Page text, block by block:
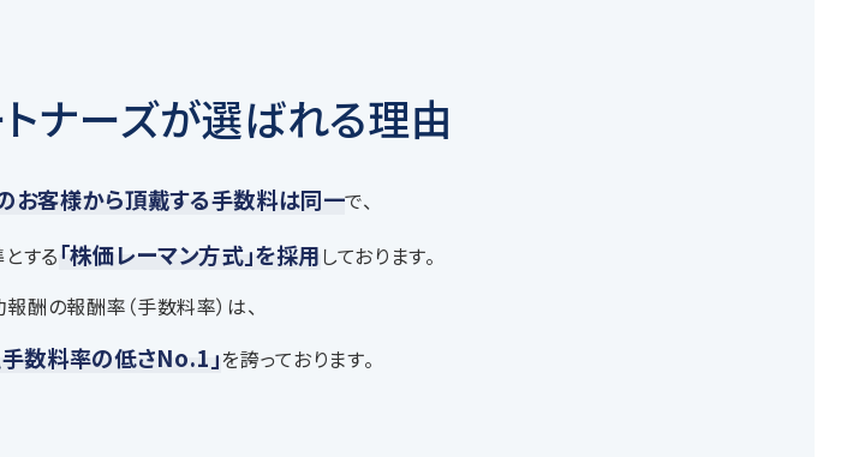
ナーズが選ばれる理由
お客様から頂戴する手数料は同一で、
する「株価レーマン方式」を採用しております。
酬の報酬率（手数料率）は、
数料率の低さNo.1」を誇っております。